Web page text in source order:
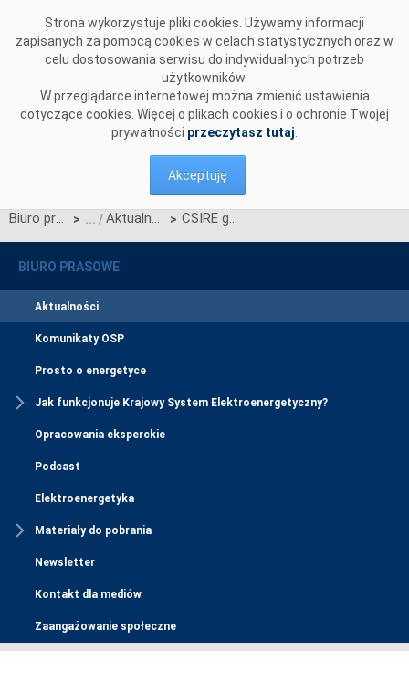
Strona wykorzystuje pliki cookies. Używamy informacji
zapisanych za pomocą cookies w celach statystycznych oraz w
celu dostosowania serwisu do indywidualnych potrzeb
użytkowników.
W przeglądarce internetowej można zmienić ustawienia
dotyczące cookies. Więcej o plikach cookies i o ochronie Twojej
prywatności przeczytasz tutaj
Akceptuję
Biuro prasowe > Aktualności > CSIRE gotowe do uruchomienia – start systemu 1 lipca 2025 r.
BIURO PRASOWE
Aktualności
Komunikaty OSP
Prosto o energetyce
Jak funkcjonuje Krajowy System Elektroenergetyczny?
Opracowania eksperckie
Podcast
Elektroenergetyka
Materiały do pobrania
Newsletter
Kontakt dla mediów
Zaangażowanie społeczne